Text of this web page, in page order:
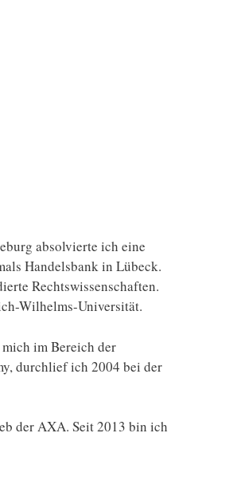
absolvierte ich eine
Handelsbank in Lübeck.
Rechtswissenschaften.
Wilhelms-Universität.
im Bereich der
durchlief ich 2004 bei der
der AXA. Seit 2013 bin ich